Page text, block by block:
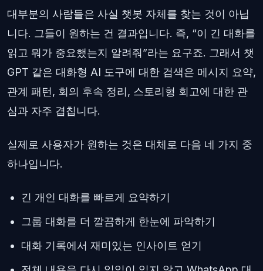
대부분의 사람들은 사실 챗봇 자체를 찾는 것이 아닙
니다. 그들이 원하는 건 결과입니다. 즉, “이 긴 대화를
읽고 뭐가 중요했는지 알려줘”라는 요구죠. 그래서 챗
GPT 같은 대화형 AI 도구에 대한 검색은 메시지 요약,
관계 패턴, 회의 후속 정리, 스토리형 회고에 대한 관
심과 자주 겹칩니다.
실제로 사용자가 원하는 것은 대체로 다음 네 가지 중
하나입니다.
긴 개인 대화를 빠르게 요약하기
그룹 대화를 더 깔끔하게 한눈에 파악하기
대화 기록에서 재미있는 인사이트 얻기